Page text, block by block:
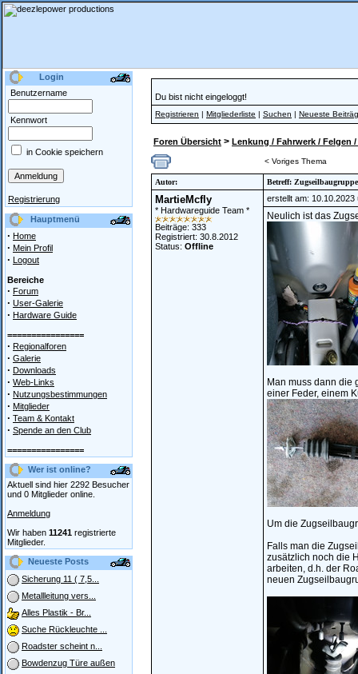
Login
Benutzername
Kennwort
in Cookie speichern
Registrierung
Hauptmenü
· Home
· Mein Profil
· Logout
Bereiche
· Forum
· User-Galerie
· Hardware Guide
================
· Regionalforen
· Galerie
· Downloads
· Web-Links
· Nutzungsbestimmungen
· Mitglieder
· Team & Kontakt
· Spende an den Club
================
Wer ist online?
Aktuell sind hier 2292 Besucher
und 0 Mitglieder online.
Anmeldung
Wir haben 11241 registrierte
Mitglieder.
Neueste Posts
Sicherung 11 ( 7,5...
Metallleitung vers...
Alles Plastik - Br...
Suche Rückleuchte ...
Roadster scheint n...
Bowdenzug Türe außen
Du bist nicht eingeloggt!
Registrieren | Mitgliederliste | Suchen | Neueste
Foren Übersicht > Lenkung / Fahrwerk / Felgen
< Voriges Thema
Autor: Betreff:
MartieMcfly
* Hardwareguide Team *
Beiträge: 333
Registriert: 30.8.2012
Status: Offline
erstellt am: 10.10.2023
Neulich ist das
Man muss dann die
einer Feder, einem
Um die
Falls man die
zusätzlich noch die
arbeiten, d.h. der
neuen